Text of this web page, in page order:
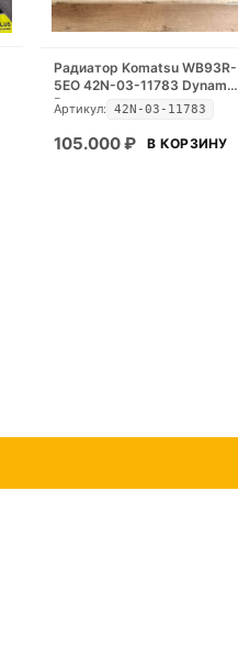
Радиатор Komatsu WB93R-
5EO 42N-03-11783 Dynamic
Part
Артикул: 42N-03-11783
105.000₽ В КОРЗИНУ